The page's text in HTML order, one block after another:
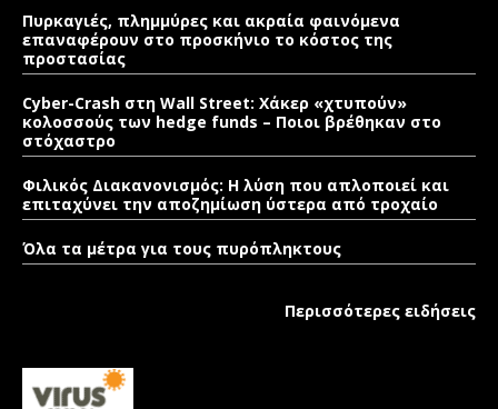
Πυρκαγιές, πλημμύρες και ακραία φαινόμενα
επαναφέρουν στο προσκήνιο το κόστος της
προστασίας
Cyber-Crash στη Wall Street: Χάκερ «χτυπούν»
κολοσσούς των hedge funds – Ποιοι βρέθηκαν στο
στόχαστρο
Φιλικός Διακανονισμός: Η λύση που απλοποιεί και
επιταχύνει την αποζημίωση ύστερα από τροχαίο
Όλα τα μέτρα για τους πυρόπληκτους
Περισσότερες ειδήσεις